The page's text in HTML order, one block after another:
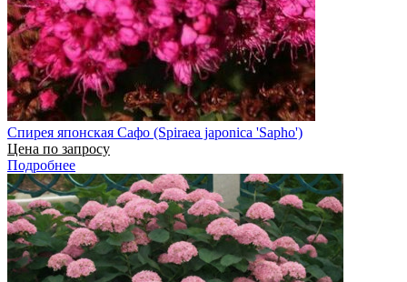
Спирея японская Сафо (Spiraea japonica 'Sapho')
Цена по запросу
Подробнее